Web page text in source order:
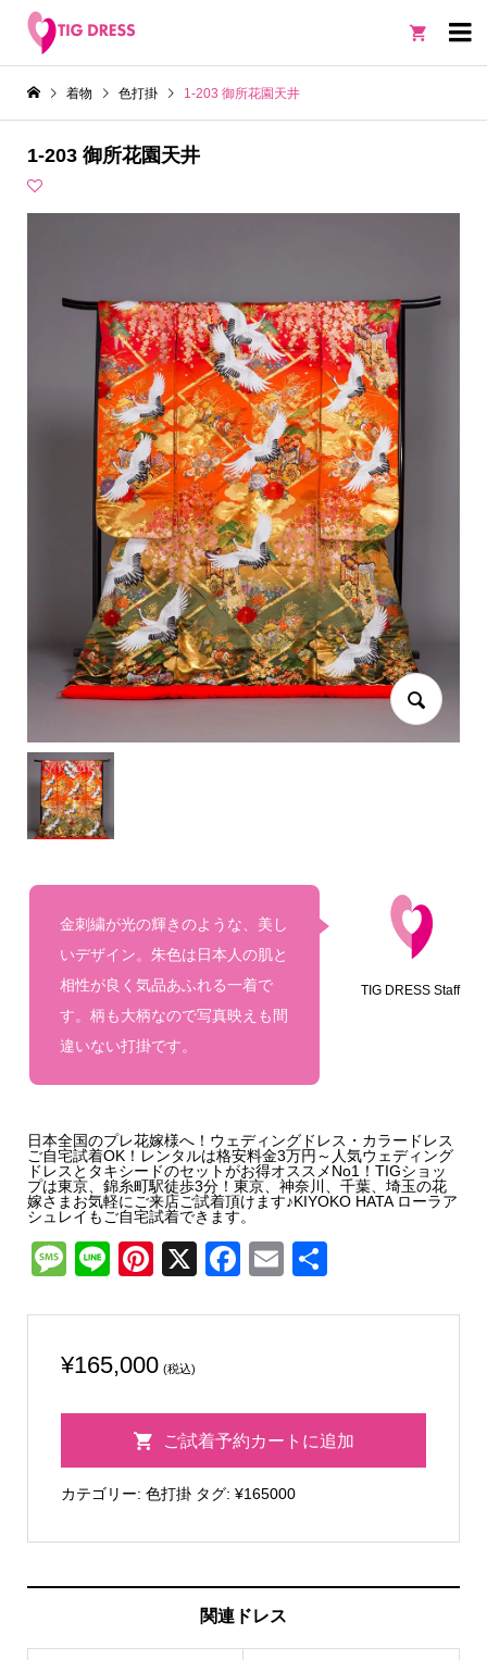

着物 色打掛 1-203 御所花園天井
1-203 御所花園天井
TIG DRESS Staff
金刺繍が光の輝きのような、美し
いデザイン。朱色は日本人の肌と
相性が良く気品あふれる一着で
す。柄も大柄なので写真映えも間
違いない打掛です。
日本全国のプレ花嫁様へ！ウェディングドレス・カラードレス
ご自宅試着OK！レンタルは格安料金3万円～人気ウェディング
ドレスとタキシードのセットがお得オススメNo1！TIGショッ
プは東京、錦糸町駅徒歩3分！東京、神奈川、千葉、埼玉の花
嫁さまお気軽にご来店ご試着頂けます♪KIYOKO HATA ローラア
シュレイもご自宅試着できます。
Message
LinePinterest
X Facebook
Email
¥165,000 (税込)
御
ご試着予約カートに追加
カテゴリー: 色打掛 タグ: ¥165000
関連ドレス